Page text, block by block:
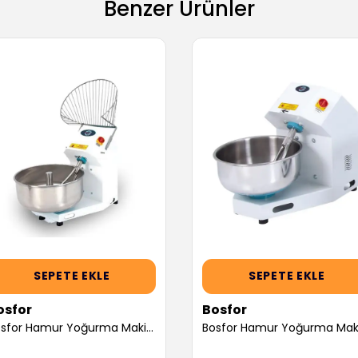
Benzer Ürünler
SEPETE EKLE
Bosfor Hamur Yoğurma Makinesi, Trifaze, Kafesli, 100 kg, 160 L (Servis Garantili)
SEPETE EKLE
Bosfor